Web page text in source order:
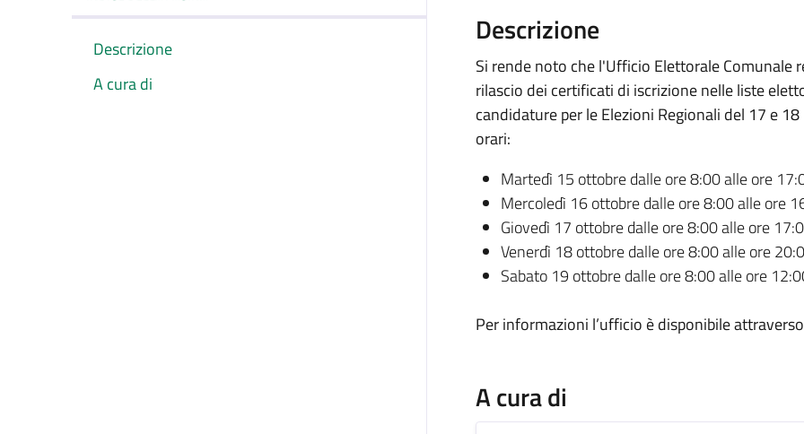
Descrizione
A cura di
Descrizione
Si rende noto che l'Ufficio Elettorale
rilascio dei certificati di iscrizione nelle liste
candidature per le Elezioni Regionali del 17 e
orari:
Martedì 15 ottobre dalle ore 8:00 alle ore
Mercoledì 16 ottobre dalle ore 8:00 alle ore
Giovedì 17 ottobre dalle ore 8:00 alle ore
Venerdì 18 ottobre dalle ore 8:00 alle ore
Sabato 19 ottobre dalle ore 8:00 alle ore
Per informazioni l’ufficio è disponibile
A cura di